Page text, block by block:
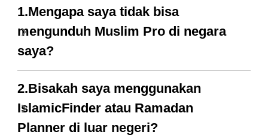
1.Mengapa saya tidak bisa
mengunduh Muslim Pro di negara
saya?
2.Bisakah saya menggunakan
IslamicFinder atau Ramadan
Planner di luar negeri?